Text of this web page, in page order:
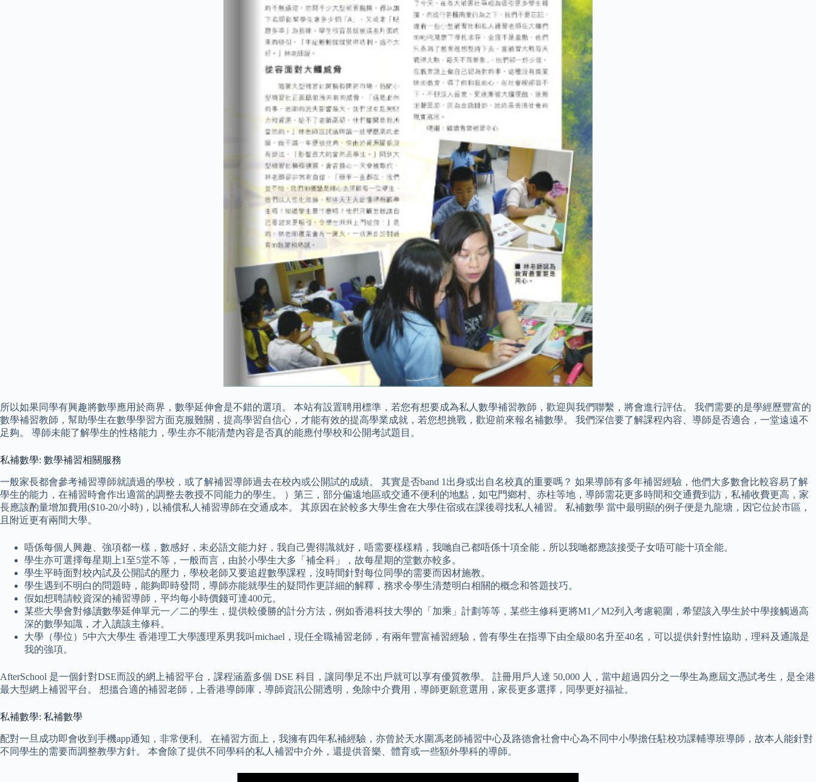
所以如果同學有興趣將數學應用於商界，數學延伸會是不錯的選項。 本站有設置聘用標準，若您有想要成為私人數學補習教師，歡迎與我們聯繫，將會進行評估。 我們需要的是學經歷豐富的
數學補習教師，幫助學生在數學學習方面克服難關，提高學習自信心，才能有效的提高學業成就，若您想挑戰，歡迎前來報名補數學。 我們深信要了解課程內容、導師是否適合，一堂遠遠不
足夠。 導師未能了解學生的性格能力，學生亦不能清楚內容是否真的能應付學校和公開考試題目。
私補數學: 數學補習相關服務
一般家長都會參考補習導師就讀過的學校，或了解補習導師過去在校內或公開試的成績。 其實是否band 1出身或出自名校真的重要嗎？ 如果導師有多年補習經驗，他們大多數會比較容易了解
學生的能力，在補習時會作出適當的調整去教授不同能力的學生。 ）第三，部分偏遠地區或交通不便利的地點，如屯門鄉村、赤柱等地，導師需花更多時間和交通費到訪，私補收費更高，家
長應該酌量增加費用($10-20/小時)，以補償私人補習導師在交通成本。 其原因在於較多大學生會在大學住宿或在課後尋找私人補習。 私補數學 當中最明顯的例子便是九龍塘，因它位於市區，
且附近更有兩間大學。
唔係每個人興趣、強項都一樣，數感好，未必語文能力好，我自己覺得識就好，唔需要樣樣精，我哋自己都唔係十項全能，所以我哋都應該接受子女唔可能十項全能。
學生亦可選擇每星期上1至5堂不等，一般而言，由於小學生大多「補全科」，故每星期的堂數亦較多。
學生平時面對校內試及公開試的壓力，學校老師又要追趕數學課程，沒時間針對每位同學的需要而因材施教。
學生遇到不明白的問題時，能夠即時發問，導師亦能就學生的疑問作更詳細的解釋，務求令學生清楚明白相關的概念和答題技巧。
假如想聘請較資深的補習導師，平均每小時價錢可達400元。
某些大學會對修讀數學延伸單元一／二的學生，提供較優勝的計分方法，例如香港科技大學的「加乘」計劃等等，某些主修科更將M1／M2列入考慮範圍，希望該入學生於中學接觸過高
深的數學知識，才入讀該主修科。
大學（學位）5中六大學生 香港理工大學護理系男我叫michael，現任全職補習老師，有兩年豐富補習經驗，曾有學生在指導下由全級80名升至40名，可以提供針對性協助，理科及通識是
我的強項。
AfterSchool 是一個針對DSE而設的網上補習平台，課程涵蓋多個 DSE 科目，讓同學足不出戶就可以享有優質教學。 註冊用戶人達 50,000 人，當中超過四分之一學生為應屆文憑試考生，是全港
最大型網上補習平台。 想搵合適的補習老師，上香港導師庫，導師資訊公開透明，免除中介費用，導師更願意選用，家長更多選擇，同學更好福祉。
私補數學: 私補數學
配對一旦成功即會收到手機app通知，非常便利。 在補習方面上，我擁有四年私補經驗，亦曾於天水圍馮老師補習中心及路德會社會中心為不同中小學擔任駐校功課輔導班導師，故本人能針對
不同學生的需要而調整教學方針。 本會除了提供不同學科的私人補習中介外，還提供音樂、體育或一些額外學科的導師。